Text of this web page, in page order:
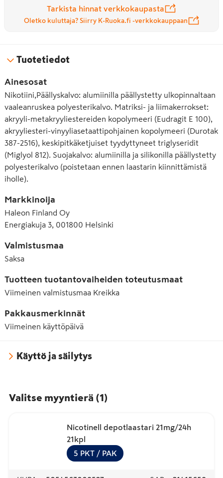
Tarkista hinnat verkkokaupasta
Oletko kuluttaja? Siirry K-Ruoka.fi -verkkokauppaan
Tuotetiedot
Ainesosat
Nikotiini,Päällyskalvo: alumiinilla päällystetty ulkopinnaltaan
vaaleanruskea polyesterikalvo. Matriksi- ja liimakerrokset:
akryyli-metakryyliestereiden kopolymeeri (Eudragit E 100),
akryyliesteri-vinyyliasetaattipohjainen kopolymeeri (Durotak
387-2516), keskipitkäketjuiset tyydyttyneet triglyseridit
(Miglyol 812). Suojakalvo: alumiinilla ja silikonilla päällystetty
polyesterikalvo (poistetaan ennen laastarin kiinnittämistä
iholle).
Markkinoija
Haleon Finland Oy
Energiakuja 3, 001800 Helsinki
Valmistusmaa
Saksa
Tuotteen tuotantovaiheiden toteutusmaat
Viimeinen valmistusmaa Kreikka
Pakkausmerkinnät
Viimeinen käyttöpäivä
Käyttö ja säilytys
Valitse myyntierä (1)
Nicotinell depotlaastari 21mg/24h
21kpl
5 PKT / PAK